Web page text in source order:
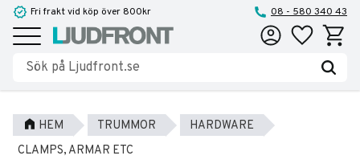
Meny
Fri frakt vid köp över 800kr 08 - 580 340 43
Favoriter
HEM TRUMMOR
HARDWARE
CLAMPS, ARMAR ETC